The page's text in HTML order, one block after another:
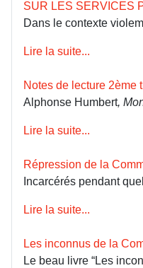
SUR LES SERVICES
Dans le contexte
Lire la suite...
Notes de lecture 2ème
Alphonse Humbert,
Lire la suite...
Répression de la
Incarcérés pendant
Lire la suite...
Les inconnus de la
Le beau livre “Les